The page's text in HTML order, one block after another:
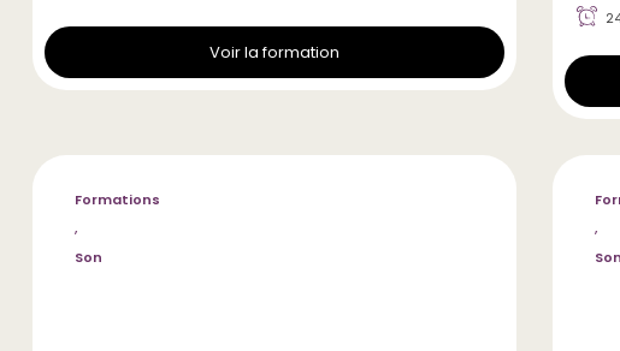
Voir la formation
Formations
,
Son
,
Son